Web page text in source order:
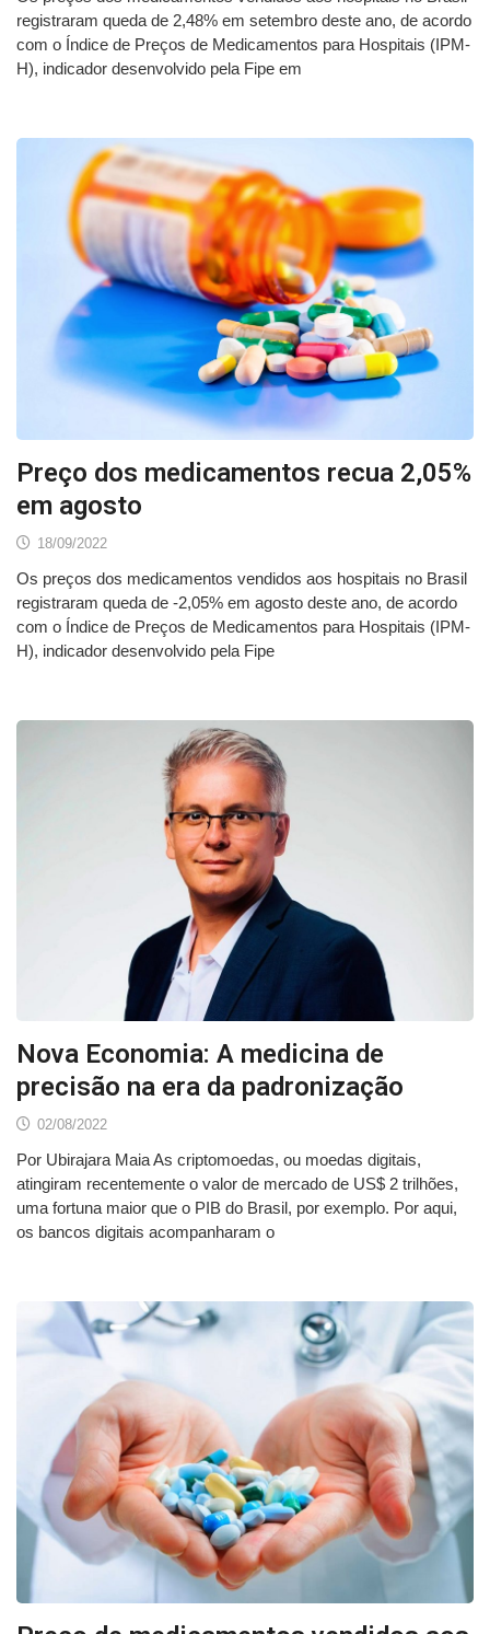
registraram queda de 2,48% em setembro deste ano, de acordo
com o Índice de Preços de Medicamentos para Hospitais (IPM-
H), indicador desenvolvido pela Fipe em
Preço dos medicamentos recua 2,05%
em agosto
18/09/2022
Os preços dos medicamentos vendidos aos hospitais no Brasil
registraram queda de -2,05% em agosto deste ano, de acordo
com o Índice de Preços de Medicamentos para Hospitais (IPM-
H), indicador desenvolvido pela Fipe
Nova Economia: A medicina de
precisão na era da padronização
02/08/2022
Por Ubirajara Maia As criptomoedas, ou moedas digitais,
atingiram recentemente o valor de mercado de US$ 2 trilhões,
uma fortuna maior que o PIB do Brasil, por exemplo. Por aqui,
os bancos digitais acompanharam o